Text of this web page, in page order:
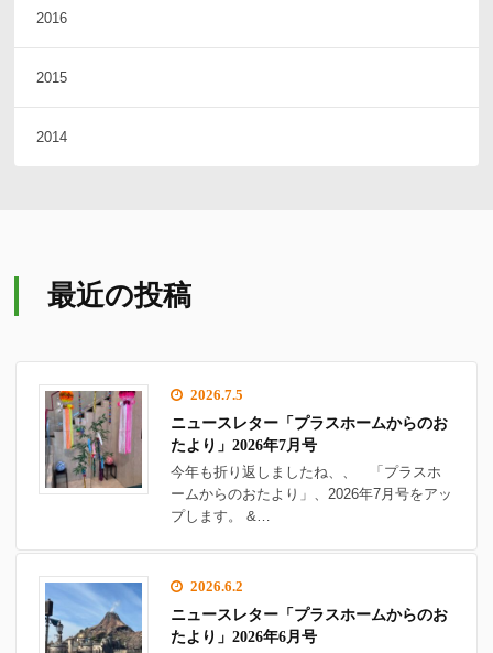
2016
2015
2014
最近の投稿
2026.7.5
ニュースレター「プラスホームからのお
たより」2026年7月号
今年も折り返しましたね、、 「プラスホ
ームからのおたより」、2026年7月号をアッ
プします。 &…
2026.6.2
ニュースレター「プラスホームからのお
たより」2026年6月号